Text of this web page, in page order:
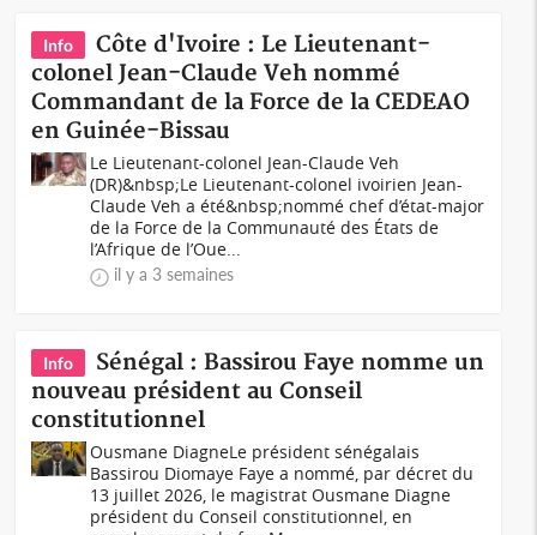
Info
Côte d'Ivoire : Le Lieutenant-
colonel Jean-Claude Veh nommé
Commandant de la Force de la CEDEAO
en Guinée-Bissau
Le Lieutenant-colonel Jean-Claude Veh
(DR)&nbsp;Le Lieutenant-colonel ivoirien Jean-
Claude Veh a été&nbsp;nommé chef d’état-major
de la Force de la Communauté des États de
l’Afrique de l’Oue...
il y a 3 semaines
Info
Sénégal : Bassirou Faye nomme un
nouveau président au Conseil
constitutionnel
Ousmane DiagneLe président sénégalais
Bassirou Diomaye Faye a nommé, par décret du
13 juillet 2026, le magistrat Ousmane Diagne
président du Conseil constitutionnel, en